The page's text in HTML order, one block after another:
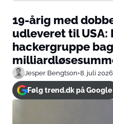
19-årig med
udleveret til USA:
hackergruppe
Jesper Bengtson•8. juli 2026
Følg trend.dk på Google